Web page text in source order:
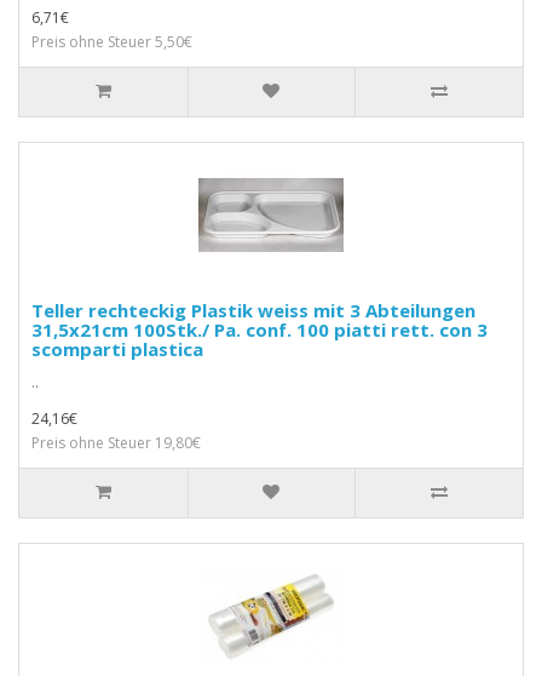
6,71€
Preis ohne Steuer 5,50€
Teller rechteckig Plastik weiss mit 3 Abteilungen
31,5x21cm 100Stk./ Pa. conf. 100 piatti rett. con 3
scomparti plastica
..
24,16€
Preis ohne Steuer 19,80€